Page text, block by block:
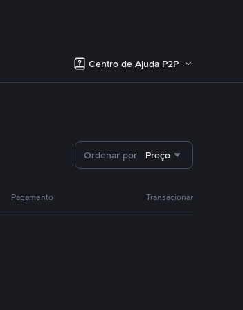
Centro de Ajuda P2P
Ordenar por Preço
Pagamento Transacionar